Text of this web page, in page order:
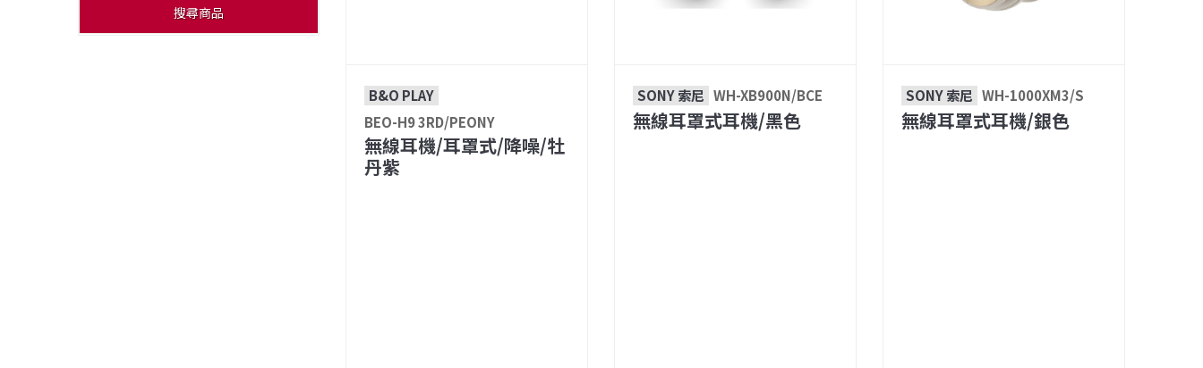
搜尋商品
B&O PLAY
BEO-H9 3RD/PEONY
無線耳機/耳罩式/降噪/牡
丹紫
SONY 索尼 WH-XB900N/BCE
無線耳罩式耳機/黑色
SONY 索尼 WH-1000XM3/S
無線耳罩式耳機/銀色